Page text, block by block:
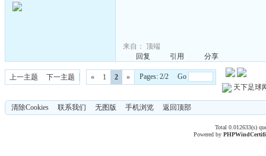
来自： 顶端
回复
引用 分享
上一主题 下一主题 « 1 2 »
Pages: 2/2 Go
天下足球
清除Cookies 联系我们 无图版 手机浏览 返回顶部
Total 0.012633(s)
Powered byPHPWind